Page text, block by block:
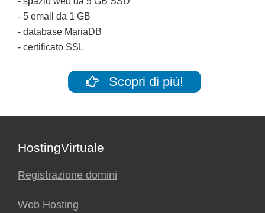
- 5 email da 1 GB
- database MariaDB
- certificato SSL
Scopri di più!
Footer
HostingVirtuale
Registrazione domini
Web Hosting